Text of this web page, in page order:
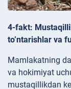
4-fakt:
to’ntarishlar va
Mamlakatning
va hokimiyat
mustaqillikdan